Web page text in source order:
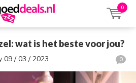
0
wat is het beste voor jou?
09 / 03 / 2023 0